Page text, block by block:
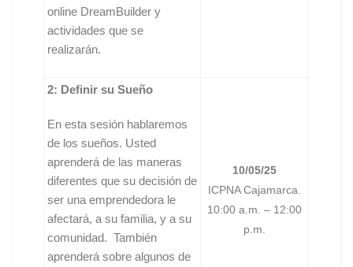
online DreamBuilder y
actividades que se
realizarán.
2: Definir su Sueño
En esta sesión hablaremos
de los sueños. Usted
aprenderá de las maneras
diferentes que su decisión de
ser una emprendedora le
afectará, a su familia, y a su
comunidad. También
aprenderá sobre algunos de
10/05/25
ICPNA Cajamarca.
10:00 a.m. – 12:00
p.m.